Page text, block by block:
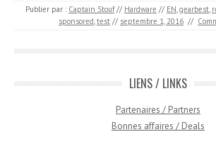
Publier par : Captain Stouf // Hardware // EN,gearbest,
sponsored,test // septembre 1, 2016 //
LIENS / LINKS
Partenaires / Partners
Bonnes affaires / Deals